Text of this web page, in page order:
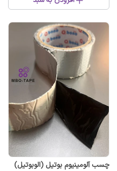
چسب آلومینیوم بوتیل (الوبوتیل)